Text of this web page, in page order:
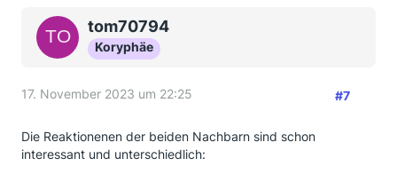
tom70794
Koryphäe
17. November 2023 um 22:25 #7
Die Reaktionenen der beiden Nachbarn sind schon
interessant und unterschiedlich: